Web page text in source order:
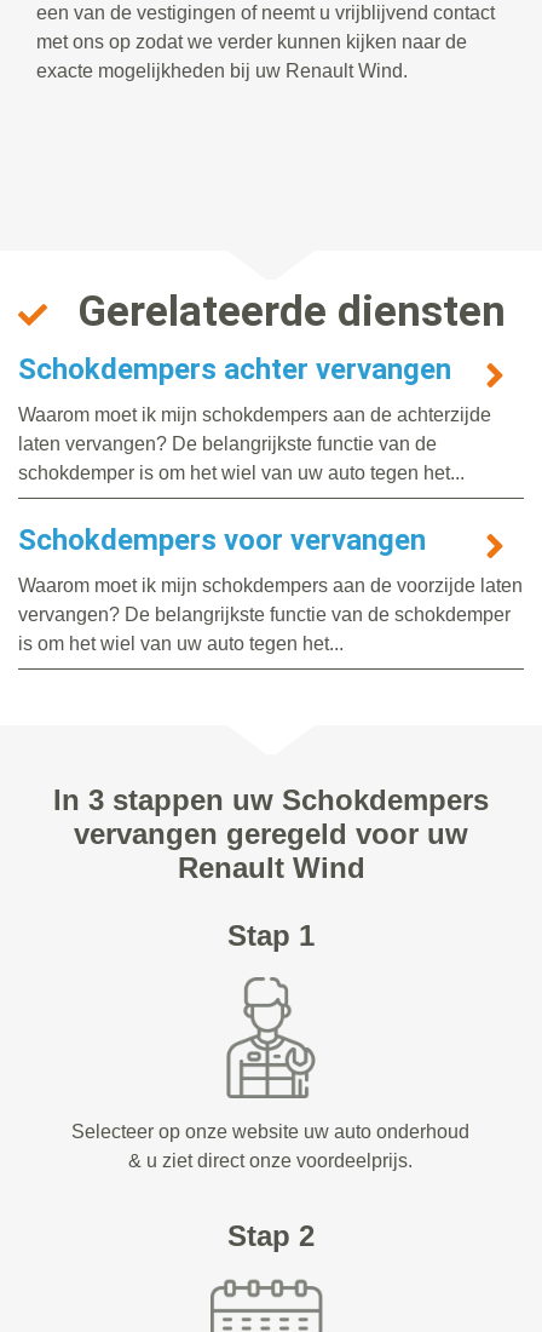
een van de vestigingen of neemt u vrijblijvend contact
met ons op zodat we verder kunnen kijken naar de
exacte mogelijkheden bij uw Renault Wind.
Gerelateerde diensten
Schokdempers achter vervangen
Waarom moet ik mijn schokdempers aan de achterzijde
laten vervangen? De belangrijkste functie van de
schokdemper is om het wiel van uw auto tegen het...
Schokdempers voor vervangen
Waarom moet ik mijn schokdempers aan de voorzijde laten
vervangen? De belangrijkste functie van de schokdemper
is om het wiel van uw auto tegen het...
In 3 stappen uw Schokdempers
vervangen geregeld voor uw
Renault Wind
Stap 1
Selecteer op onze website uw auto onderhoud
& u ziet direct onze voordeelprijs.
Stap 2